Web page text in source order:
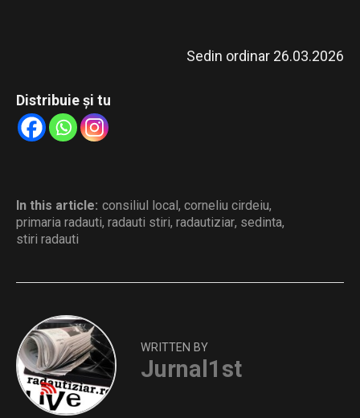
Sedin ordinar 26.03.2026
Distribuie și tu
In this article: consiliul local , corneliu cirdeiu,
primaria radauti, radauti stiri, radautiziar, sedinta,
stiri radauti
WRITTEN BY
Jurnal1st